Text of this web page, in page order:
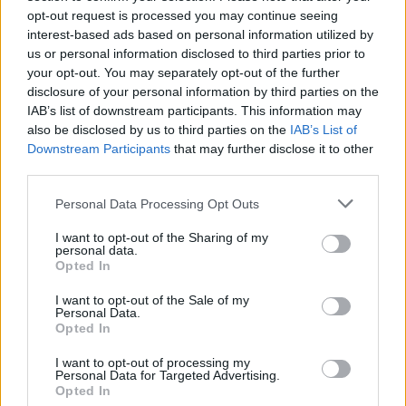
opt-out request is processed you may continue seeing
interest-based ads based on personal information utilized by
us or personal information disclosed to third parties prior to
your opt-out. You may separately opt-out of the further
disclosure of your personal information by third parties on the
IAB’s list of downstream participants. This information may
also be disclosed by us to third parties on the IAB’s List of
Downstream Participants that may further disclose it to other
Personal Data Processing Opt Outs
I want to opt-out of the Sharing of my
personal data.
Opted In
I want to opt-out of the Sale of my
Personal Data.
Opted In
I want to opt-out of processing my
Personal Data for Targeted Advertising.
Opted In
Ekologické organizace i ta část lidu v české kotlině a moravských
úvalech, která má srdce nakloněné přírodě, mají často potíže se
svou vlastní aktivností. Člověk vidí kolem sebe plno neřádu, a to
nejen v potoce nebo škarpě silnice. Okolnostem se dosud
nepodařilo zbavit ho přirozeného puzení problémy řešit a tak neví,
kam dřív skočit. Nemůžu ale přece dělat všechno! To by se z toho
jeden člověk, ba i středně velká organizace museli zbláznit. Co si
mám vybrat? Je problém přejížděných žab menší než problém
uprchlíků z Afganistánu, jak říká s oblibou Sváťa Karásek?
životní prostředí - krok zpět
Nové znění zákona o posuzování vlivů na životní prostředí,
odsouhlaseného drtivou většinou
(poměrem 150 : 9) dne 8. prosince 2000, představuje negativní
posun oproti stávajícímu stavu. Nový zákon po zásahu poslanců
aČSSDvýrazně omezuje možnost veřejnosti do procesu
vstupovat. Dá se tak říci, že se tento zákon stal obětí opoziční
Ivona Matějková: Pravda vyjde najevo